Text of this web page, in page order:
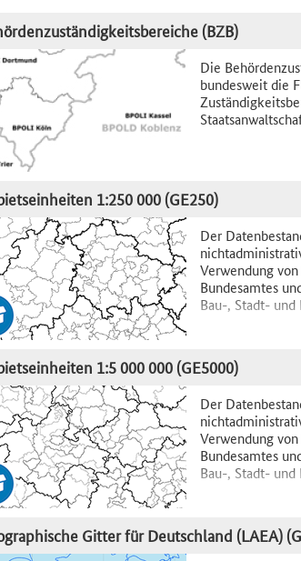
(BZB)
Die
bundesweit die
1:250 000 (GE250)
Der
Verwendung
Bundesamtes
Bau-, Stadt- und
1:5 000 000 (GE5000)
Der
Verwendung
Bundesamtes
Bau-, Stadt- und
Gitter für Deutschland (LAEA)